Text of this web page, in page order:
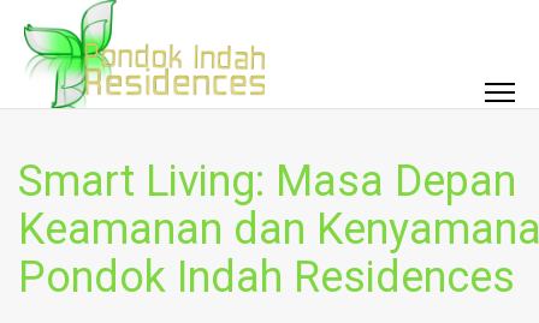
Smart Living: Masa Depan
Keamanan dan
Pondok Indah Residences